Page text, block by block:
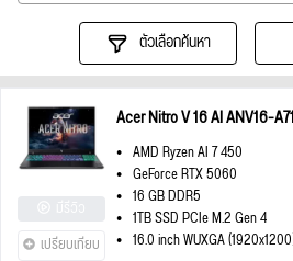
ตัวเลือกค้นหา
เปรียบเทียบ
Acer Nitro V 16 AI ANV16-
AMD Ryzen AI 7 450
GeForce RTX 5060
16 GB DDR5
1TB SSD PCIe M.2 Gen 4
16.0 inch WUXGA